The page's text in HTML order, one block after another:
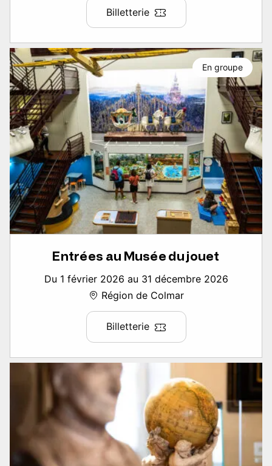
Billetterie
Entrées au Musée du jouet
Du 1 février 2026 au 31 décembre 2026
Région de Colmar
Billetterie
En groupe